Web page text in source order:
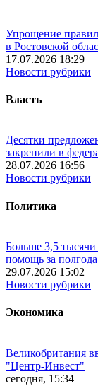
Упрощение
в Ростовской
17.07.2026 18:29
Новости рубрики
Власть
Десятки
закрепили в
28.07.2026 16:56
Новости рубрики
Политика
Больше 3,5
помощь за
29.07.2026 15:02
Новости рубрики
Экономика
Великобритания
"Центр-Инвест"
сегодня, 15:34